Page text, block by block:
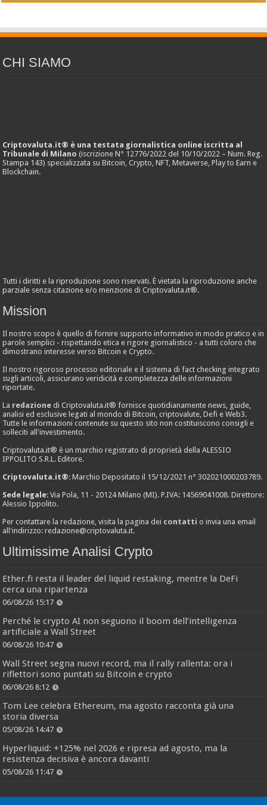
CHI SIAMO
Criptovaluta.it® è una testata giornalistica online iscritta al
Tribunale di Milano (iscrizione N° 12776/2022 del 10/10/2022 – Num. Reg.
Stampa 143) specializzata su Bitcoin, Crypto, NFT, Metaverse, Play to Earn e
Blockchain.
Tutti i diritti e la riproduzione sono riservati. È vietata la riproduzione anche
parziale senza citazione e/o menzione di Criptovaluta.it®.
Mission
Il nostro scopo è quello di fornire supporto informativo in modo pratico e in
parole semplici - rispettando etica e rigore giornalistico - a tutti coloro che
dimostrano interesse verso Bitcoin e Crypto.
Il nostro rigoroso processo editoriale e il sistema di fact checking integrato
sugli articoli, assicurano veridicità e completezza delle informazioni
riportate.
La redazione di Criptovaluta.it® fornisce quotidianamente news, guide,
analisi ed esclusive legati al mondo di Bitcoin, criptovalute, Defi e Web3.
Tutte le informazioni contenute su questo sito non costituiscono consigli e
solleciti all'investimento.
Criptovaluta.it® è un marchio registrato di proprietà della ALESSIO
IPPOLITO S.R.L. Editore.
Criptovaluta.it®: Marchio Depositato il 15/12/2021 n° 302021000203789.
Sede legale: Via Pola, 11 - 20124 Milano (MI). P.IVA: 14569041008. Direttore:
Alessio Ippolito.
Per contattare la redazione, visita la pagina dei contatti o invia una email
all'indirizzo:redazione@criptovaluta.it.
Ultimissime Analisi Crypto
Ether.fi resta il leader del liquid restaking, mentre la DeFi
cerca una ripartenza
06/08/26 15:17
Perché le crypto AI non seguono il boom dell’intelligenza
artificiale a Wall Street
06/08/26 10:47
Wall Street segna nuovi record, ma il rally rallenta: ora i
riflettori sono puntati su Bitcoin e crypto
06/08/26 8:12
Tom Lee celebra Ethereum, ma agosto racconta già una
storia diversa
05/08/26 14:47
Hyperliquid: +125% nel 2026 e ripresa ad agosto, ma la
resistenza decisiva è ancora davanti
05/08/26 11:47